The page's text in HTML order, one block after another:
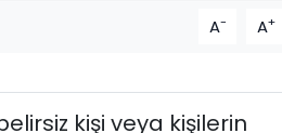
A- A+
kişi veya kişilerin